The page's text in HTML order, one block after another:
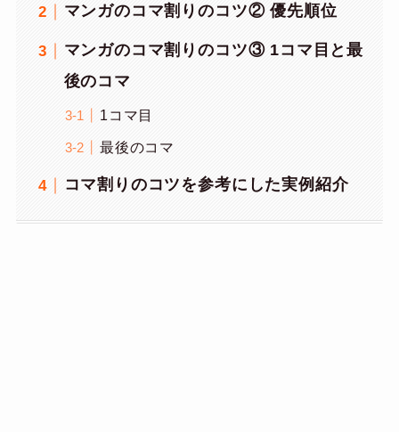
マンガのコマ割りのコツ② 優先順位
マンガのコマ割りのコツ③ 1コマ目と最
後のコマ
1コマ目
最後のコマ
コマ割りのコツを参考にした実例紹介